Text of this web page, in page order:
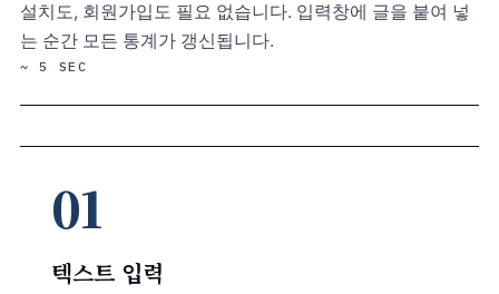
설치도, 회원가입도 필요 없습니다. 입력창에 글을 붙여 넣
는 순간 모든 통계가 갱신됩니다.
~ 5 SEC
01
텍스트 입력